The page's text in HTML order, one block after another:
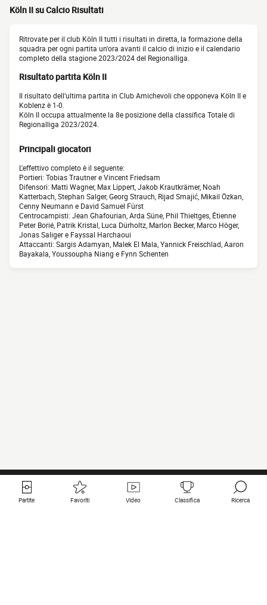
Köln II su Calcio Risultati
Ritrovate per il club Köln II tutti i risultati in diretta, la formazione della
squadra per ogni partita un'ora avanti il calcio di inizio e il calendario
completo della stagione 2023/2024 del Regionalliga.
Risultato partita Köln II
Il risultato dell'ultima partita in Club Amichevoli che opponeva Köln II e
Koblenz è 1-0.
Köln II occupa attualmente la 8e posizione della classifica Totale di
Regionalliga 2023/2024.
Principali giocatori
L'effettivo completo è il seguente:
Portieri: Tobias Trautner e Vincent Friedsam
Difensori: Matti Wagner, Max Lippert, Jakob Krautkrämer, Noah
Katterbach, Stephan Salger, Georg Strauch, Rijad Smajić, Mikail Özkan,
Cenny Neumann e David Samuel Fürst
Centrocampisti: Jean Ghafourian, Arda Süne, Phil Thieltges, Étienne
Peter Borié, Patrik Kristal, Luca Dürholtz, Marlon Becker, Marco Höger,
Jonas Saliger e Fayssal Harchaoui
Attaccanti: Sargis Adamyan, Malek El Mala, Yannick Freischlad, Aaron
Bayakala, Youssoupha Niang e Fynn Schenten
Partite Favoriti Video Classifica Ricerca